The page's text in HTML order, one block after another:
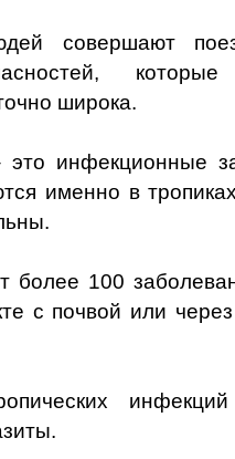
совершают
широка.
инфекционные
именно в
более 100
с почвой или